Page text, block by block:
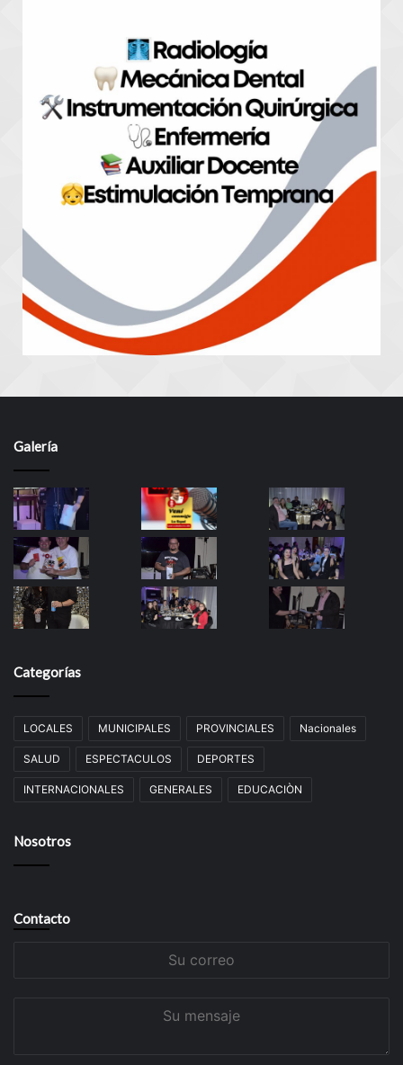
Galería
Categorías
LOCALES MUNICIPALES PROVINCIALES Nacionales
SALUD ESPECTACULOS DEPORTES
INTERNACIONALES GENERALES EDUCACIÒN
Nosotros
Contacto